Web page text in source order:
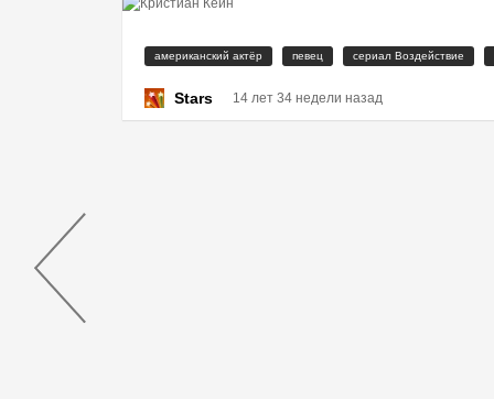
американский актёр певец сериал Воздействие
Stars 14 лет 34 недели назад